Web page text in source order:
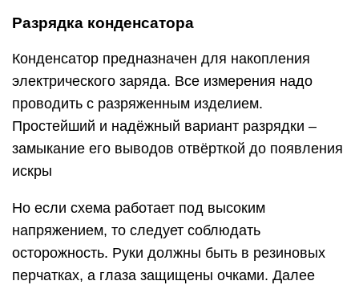
Разрядка конденсатора
Конденсатор предназначен для накопления
электрического заряда. Все измерения надо
проводить с разряженным изделием.
Простейший и надёжный вариант разрядки –
замыкание его выводов отвёрткой до появления
искры
Но если схема работает под высоким
напряжением, то следует соблюдать
осторожность. Руки должны быть в резиновых
перчатках, а глаза защищены очками. Далее